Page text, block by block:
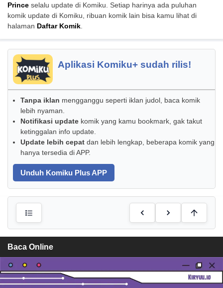
Prince selalu update di Komiku. Setiap harinya ada puluhan
komik update di Komiku, ribuan komik lain bisa kamu lihat di
halaman Daftar Komik.
Aplikasi Komiku+ sudah rilis!
Tanpa iklan mengganggu seperti iklan judol, baca komik
lebih nyaman.
Notifikasi update komik yang kamu bookmark, gak takut
ketinggalan info update.
Update lebih cepat dan lebih lengkap, beberapa komik yang
hanya tersedia di APP.
Unduh Komiku Plus APP
Baca Online